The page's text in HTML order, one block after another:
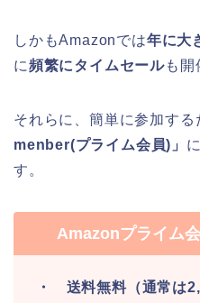
しかもAmazonでは年に大
に頻繁にタイムセールも開
それらに、簡単に参加する
menber(プライム会員)」
す。
Amazonプライム
・ 送料無料（通常は